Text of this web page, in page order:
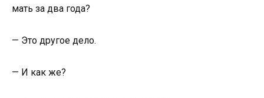
мать за два года?
— Это другое дело.
— И как же?